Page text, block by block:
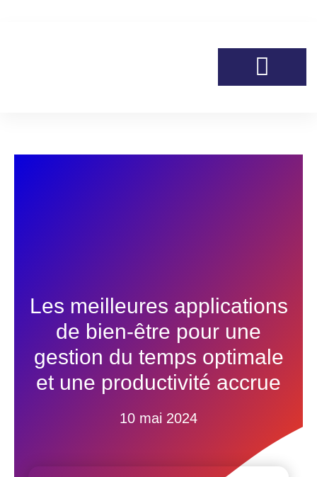
Les meilleures applications
de bien-être pour une
gestion du temps optimale
et une productivité accrue
10 mai 2024